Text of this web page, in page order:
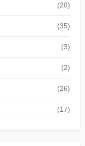
(20)
(35)
(3)
(2)
(26)
(17)